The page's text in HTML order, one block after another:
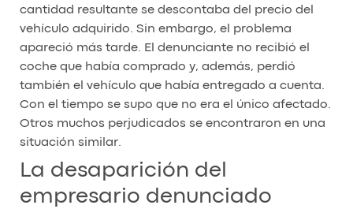
cantidad resultante se descontaba del precio del
vehículo adquirido. Sin embargo, el problema
apareció más tarde. El denunciante no recibió el
coche que había comprado y, además, perdió
también el vehículo que había entregado a cuenta.
Con el tiempo se supo que no era el único afectado.
Otros muchos perjudicados se encontraron en una
situación similar.
La desaparición del
empresario denunciado